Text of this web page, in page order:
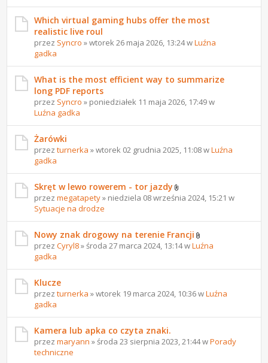
Which virtual gaming hubs offer the most
realistic live roul
przez Syncro » wtorek 26 maja 2026, 13:24 wLuźna
gadka
What is the most efficient way to summarize
long PDF reports
przez Syncro » poniedziałek 11 maja 2026, 17:49 w
Luźna gadka
Żarówki
przezturnerka » wtorek 02 grudnia 2025, 11:08 wLuźna
gadka
Skręt w lewo rowerem - tor jazdy
przezmegatapety» niedziela 08 września 2024, 15:21 w
Sytuacje na drodze
Nowy znak drogowy na terenie Francji
przezCyryl8» środa 27 marca 2024, 13:14 wLuźna
gadka
Klucze
przezturnerka » wtorek 19 marca 2024, 10:36 wLuźna
gadka
Kamera lub apka co czyta znaki.
przezmaryann » środa 23 sierpnia 2023, 21:44 wPorady
techniczne